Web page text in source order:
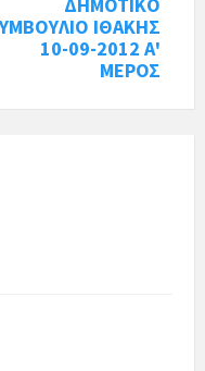
ΙΘΑΚΗΣ
10-09-2012 Α'
ΜΕΡΟΣ